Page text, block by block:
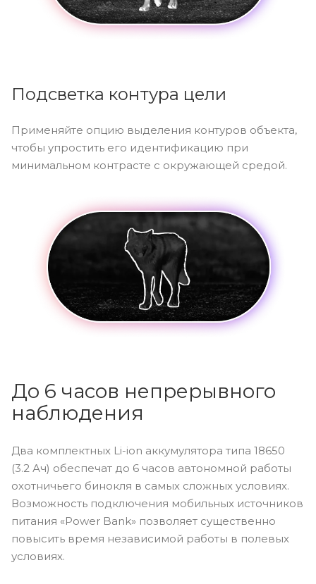
Подсветка контура цели
Применяйте опцию выделения контуров объекта,
чтобы упростить его идентификацию при
минимальном контрасте с окружающей средой.
До 6 часов непрерывного
наблюдения
Два комплектных Li-ion аккумулятора типа 18650
(3.2 Ач) обеспечат до 6 часов автономной работы
охотничьего бинокля в самых сложных условиях.
Возможность подключения мобильных источников
питания «Power Bank» позволяет существенно
повысить время независимой работы в полевых
условиях.